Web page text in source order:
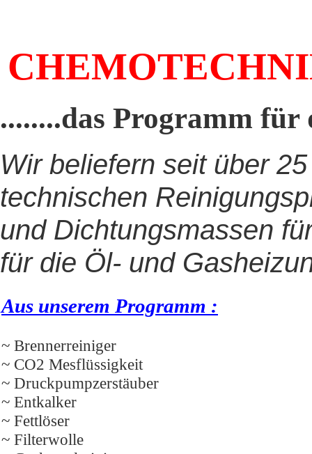
........das Programm für
Wir beliefern seit über
technischen
und Dichtungsmassen
für die Öl- und
Aus unserem Programm :
~ Brennerreiniger
~ CO2 Mesflüssigkeit
~ Druckpumpzerstäuber
~ Entkalker
~ Fettlöser
~ Filterwolle